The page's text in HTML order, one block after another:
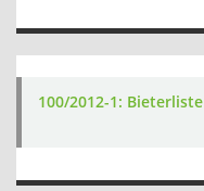
100/2012-1: Bieterliste